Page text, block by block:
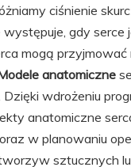
ciśnienie
gdy serce
mogą przyjmować
anatomiczne
wdrożeniu
anatomiczne
w planowaniu
sztucznych